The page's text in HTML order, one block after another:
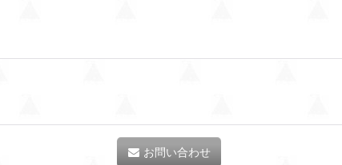
お問い合わせ